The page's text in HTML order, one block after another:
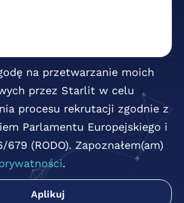
na przetwarzanie moich
przez Starlit w celu
procesu rekrutacji zgodnie z
Parlamentu Europejskiego i
679 (RODO). Zapoznałem(am)
.
Aplikuj